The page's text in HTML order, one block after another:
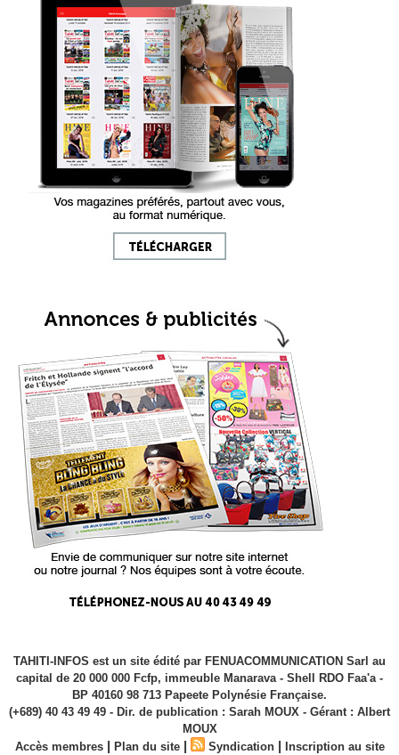
TAHITI-INFOS est un site édité par FENUACOMMUNICATION Sarl au
capital de 20 000 000 Fcfp, immeuble Manarava - Shell RDO Faa'a -
BP 40160 98 713 Papeete Polynésie Française.
(+689) 40 43 49 49 - Dir. de publication : Sarah MOUX - Gérant : Albert
MOUX
Accès membres | Plan du site | Syndication | Inscription au site